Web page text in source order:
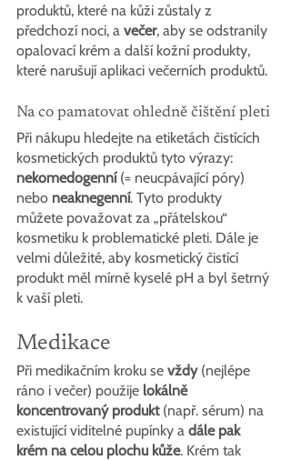
produktů, které na kůži zůstaly z
předchozí noci, a večer, aby se odstranily
opalovací krém a další kožní produkty,
které narušují aplikaci večerních produktů.
Na co pamatovat ohledně čištění pleti
Při nákupu hledejte na etiketách čistících
kosmetických produktů tyto výrazy:
nekomedogenní (= neucpávající póry)
nebo neaknegenní. Tyto produkty
můžete považovat za „přátelskou“
kosmetiku k problematické pleti. Dále je
velmi důležité, aby kosmetický čistící
produkt měl mírně kyselé pH a byl šetrný
k vaší pleti.
Medikace
Při medikačním kroku se vždy (nejlépe
ráno i večer) použije lokálně
koncentrovaný produkt (např. sérum) na
existující viditelné pupínky a dále pak
krém na celou plochu kůže. Krém tak